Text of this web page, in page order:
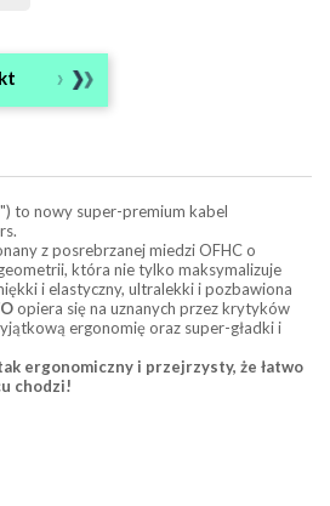
to nowy super-premium kabel
z posrebrzanej miedzi OFHC o
która nie tylko maksymalizuje
i elastyczny, ultralekki i pozbawiona
opiera się na uznanych przez krytyków
ergonomię oraz super-gładki i
ergonomiczny i przejrzysty, że łatwo
chodzi!